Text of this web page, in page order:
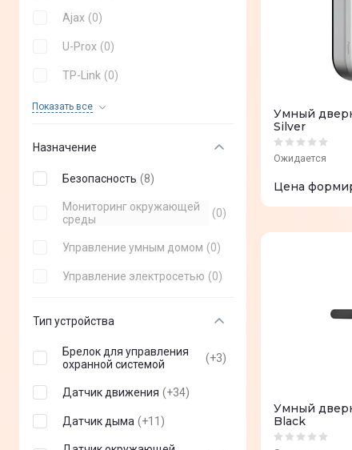
Ajax (0)
U-Prox (0)
TP-Link (0)
Показать все
TIKI (0
Назначение
Безопасность (8)
Мониторинг окружающей
среды
(0)
Управление умным домом (0)
Управление электросетью (0)
Тип устройства
Брелок для управления
охранной системой
(+3)
Датчик движения (+34)
Датчик дыма (+11 )
Умный
Silver
Ожидается
Цена
Умный
Black